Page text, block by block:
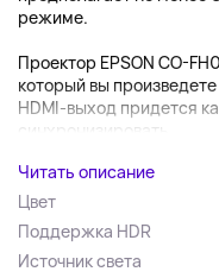
режиме.
Проектор EPSON CO-
который вы
HDMI-выход придется
синхронизировать...
Читать описание
Цвет
Поддержка HDR
Источник света